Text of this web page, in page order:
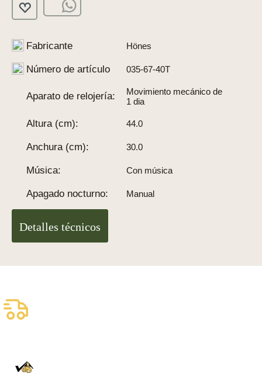
Fabricante Hönes
Número de artículo 035-67-40T
Aparato de relojería:
Movimiento mecánico de
1 dia
Altura (cm): 44.0
Anchura (cm): 30.0
Música: Con música
Apagado nocturno: Manual
Detalles técnicos